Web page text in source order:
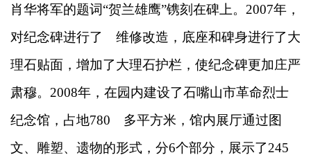
肖华将军的题词“贺兰雄鹰”镌刻在碑上。2007年，
对纪念碑进行了 维修改造，底座和碑身进行了大
理石贴面，增加了大理石护栏，使纪念碑更加庄严
肃穆。2008年，在园内建设了石嘴山市革命烈士
纪念馆，占地780 多平方米，馆内展厅通过图
文、雕塑、遗物的形式，分6个部分，展示了245